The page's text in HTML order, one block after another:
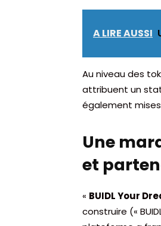
A LIRE AUSSI
Au niveau des
attribuent un
également mises
Une
et
« BUIDL Your
construire («